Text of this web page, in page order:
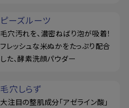
ピーズルーツ
毛穴汚れを、濃密ねばり泡が吸着！
フレッシュな米ぬかをたっぷり配合
した、酵素洗顔パウダー
毛穴しらず
大注目の整肌成分「アゼライン酸」